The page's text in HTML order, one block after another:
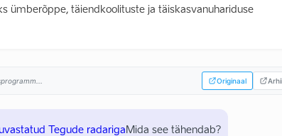
ümberõppe, täiendkoolituste ja täiskasvanuhariduse
Originaal
Tegude radariga Mida see tähendab?